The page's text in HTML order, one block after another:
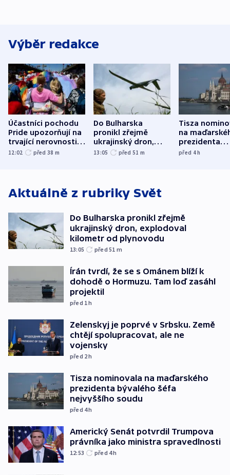
Výběr redakce
Účastníci pochodu
Pride upozorňují na
trvající nerovnosti i
společenskou
12:02 před 38 m
Do Bulharska
pronikl zřejmě
ukrajinský dron,
explodoval kilometr
13:05 před 51 m
Tisza
na
prezidenta
bývalého
před 4h
Aktuálně z rubriky Svět
Do Bulharska pronikl zřejmě
ukrajinský dron, explodoval
kilometr od plynovodu
13:05 před 51 m
Írán tvrdí, že se s Ománem blíží k
dohodě o Hormuzu. Tam loď zasáhl
projektil
před 1h
Zelenskyj je poprvé v Srbsku. Země
chtějí spolupracovat, ale ne
vojensky
před 2h
Tisza nominovala na maďarského
prezidenta bývalého šéfa
nejvyššího soudu
před 4h
Americký Senát potvrdil Trumpova
právníka jako ministra spravedlnosti
12:53 před 4h